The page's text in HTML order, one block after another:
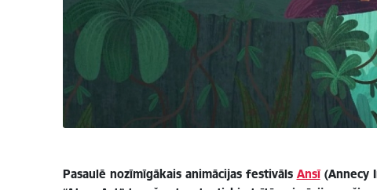
Pasaulē nozīmīgākais animācijas festivāls Ansī(Annecy